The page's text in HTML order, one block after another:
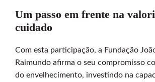
Um passo em frente na
cuidado
Com esta participação, a Fundação
Raimundo afirma o seu compromisso
do envelhecimento, investindo na